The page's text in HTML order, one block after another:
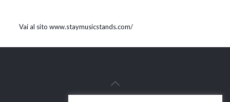
Vai al sito www.staymusicstands.com/